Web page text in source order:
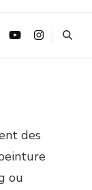
des
ou